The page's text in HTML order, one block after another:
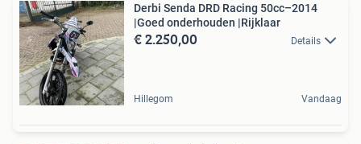
Derbi Senda DRD Racing 50cc–2014
|Goed onderhouden |Rijklaar
€ 2.250,00 Details
Hillegom Vandaag